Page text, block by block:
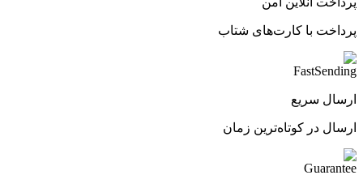
پرداخت با کارت‌های شتاب
ارسال سریع
ارسال در کوتاه‌ترین زمان